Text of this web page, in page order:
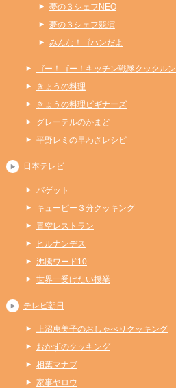
夢の３シェフNEO
夢の３シェフ競演
みんな！ゴハンだよ
ゴー！ゴー！キッチン戦隊クックルン
きょうの料理
きょうの料理ビギナーズ
グレーテルのかまど
平野レミの早わざレシピ
日本テレビ
バゲット
キューピー３分クッキング
青空レストラン
ヒルナンデス
沸騰ワード10
世界一受けたい授業
テレビ朝日
上沼恵美子のおしゃべりクッキング
おかずのクッキング
相葉マナブ
家事ヤロウ